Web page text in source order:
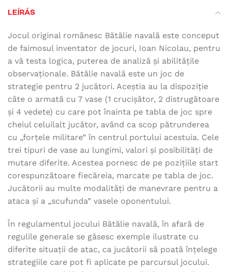
LEÍRÁS
Jocul original românesc Bătălie navală este conceput
de faimosul inventator de jocuri, Ioan Nicolau, pentru
a vă testa logica, puterea de analiză și abilitățile
observaționale. Bătălie navală este un joc de
strategie pentru 2 jucători. Aceștia au la dispoziție
câte o armată cu 7 vase (1 crucișător, 2 distrugătoare
și 4 vedete) cu care pot înainta pe tabla de joc spre
cheiul celuilalt jucător, având ca scop pătrunderea
cu „forțele militare” în centrul portului acestuia. Cele
trei tipuri de vase au lungimi, valori și posibilități de
mutare diferite. Acestea pornesc de pe pozițiile start
corespunzătoare fiecăreia, marcate pe tabla de joc.
Jucătorii au multe modalități de manevrare pentru a
ataca și a „scufunda” vasele oponentului.
În regulamentul jocului Bătălie navală, în afară de
regulile generale se găsesc exemple ilustrate cu
diferite situații de atac, ca jucătorii să poată înțelege
strategiile care pot fi aplicate pe parcursul jocului.